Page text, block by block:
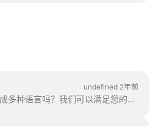
undefined 2年前
您需要将视频翻译成多种语言吗？我们可以满足您的需求！注意：这里使用的是自动字幕。您的每月限额为...